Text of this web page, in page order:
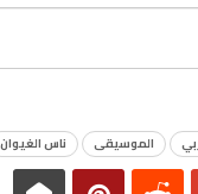
الموسيقى ناس الغيوان